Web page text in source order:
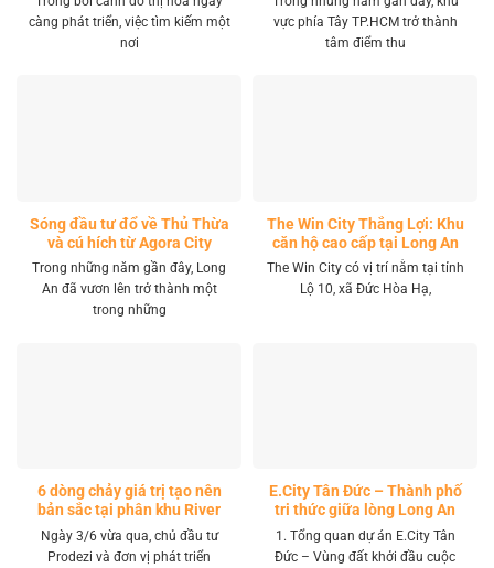
càng phát triển, việc tìm kiếm một
nơi
vực phía Tây TP.HCM trở thành
tâm điểm thu
Sóng đầu tư đổ về Thủ Thừa
và cú hích từ Agora City
Trong những năm gần đây, Long
An đã vươn lên trở thành một
trong những
The Win City Thắng Lợi: Khu
căn hộ cao cấp tại Long An
The Win City có vị trí nằm tại tỉnh
Lộ 10, xã Đức Hòa Hạ,
6 dòng chảy giá trị tạo nên
bản sắc tại phân khu River
Park LA Home
Ngày 3/6 vừa qua, chủ đầu tư
Prodezi và đơn vị phát triển
E.City Tân Đức – Thành phố
tri thức giữa lòng Long An
1. Tổng quan dự án E.City Tân
Đức – Vùng đất khởi đầu cuộc